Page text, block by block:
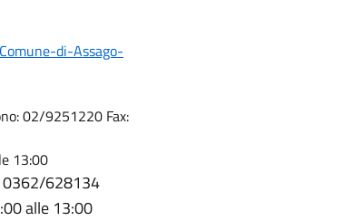
di-Assago-
02/9251220 Fax:
13:00
0362/628134
alle 13:00